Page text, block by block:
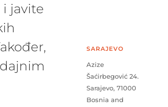
javite
SARAJEVO
Azize
Šaćirbegović 24.
Sarajevo, 71000
Bosnia and